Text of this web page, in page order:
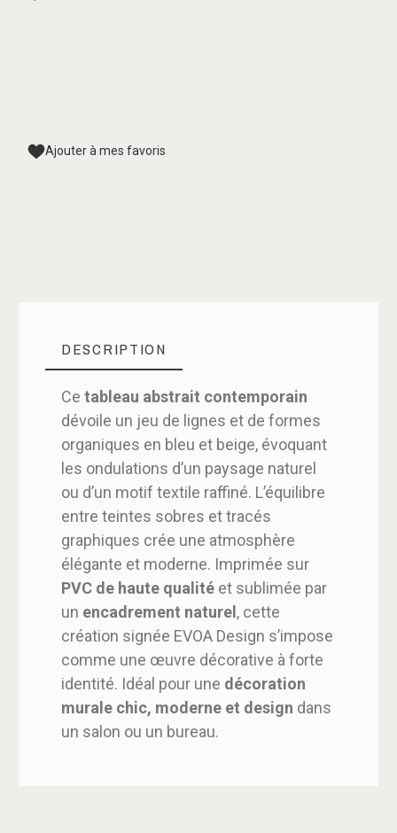
Ajouter à mes favoris
DESCRIPTION
Ce tableau abstrait contemporain
dévoile un jeu de lignes et de formes
organiques en bleu et beige, évoquant
les ondulations d’un paysage naturel
ou d’un motif textile raffiné. L’équilibre
entre teintes sobres et tracés
graphiques crée une atmosphère
élégante et moderne. Imprimée sur
PVC de haute qualité et sublimée par
un encadrement naturel, cette
création signée EVOA Design s’impose
comme une œuvre décorative à forte
identité. Idéal pour une décoration
murale chic, moderne et design dans
un salon ou un bureau.